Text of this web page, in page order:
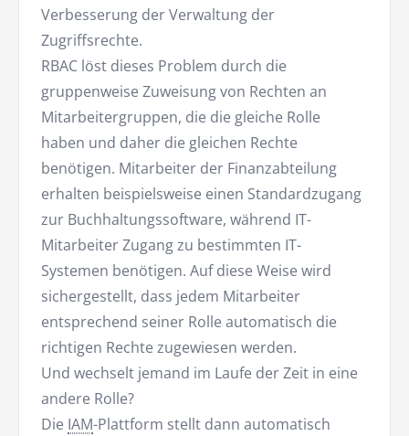
Verbesserung der Verwaltung der
Zugriffsrechte.
RBAC löst dieses Problem durch die
gruppenweise Zuweisung von Rechten an
Mitarbeitergruppen, die die gleiche Rolle
haben und daher die gleichen Rechte
benötigen. Mitarbeiter der Finanzabteilung
erhalten beispielsweise einen Standardzugang
zur Buchhaltungssoftware, während IT-
Mitarbeiter Zugang zu bestimmten IT-
Systemen benötigen. Auf diese Weise wird
sichergestellt, dass jedem Mitarbeiter
entsprechend seiner Rolle automatisch die
richtigen Rechte zugewiesen werden.
Und wechselt jemand im Laufe der Zeit in eine
andere Rolle?
Die IAM-Plattform stellt dann automatisch